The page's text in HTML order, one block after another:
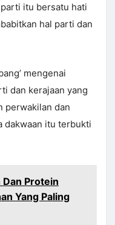
itu bersatu hati
hal parti dan
mengenai
dan kerajaan yang
perwakilan dan
dakwaan itu terbukti
Protein
Yang Paling